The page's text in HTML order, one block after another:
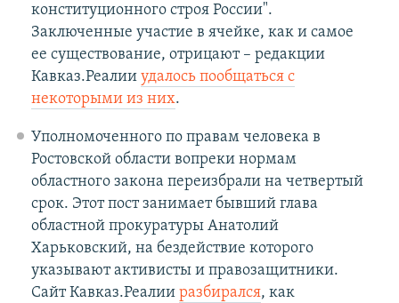
конституционного строя России".
Заключенные участие в ячейке, как и самое
ее существование, отрицают – редакции
Кавказ.Реалии удалось пообщаться с
некоторыми из них.
Уполномоченного по правам человека в
Ростовской области вопреки нормам
областного закона переизбрали на четвертый
срок. Этот пост занимает бывший глава
областной прокуратуры Анатолий
Харьковский, на бездействие которого
указывают активисты и правозащитники.
Сайт Кавказ.Реалии разбирался, как